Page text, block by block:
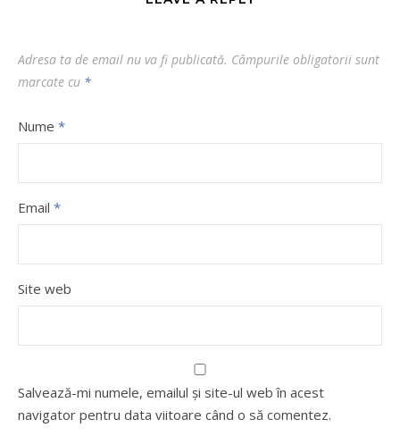
Adresa ta de email nu va fi publicată. Câmpurile obligatorii sunt
marcate cu *
Nume *
Email *
Site web
Salvează-mi numele, emailul și site-ul web în acest
navigator pentru data viitoare când o să comentez.